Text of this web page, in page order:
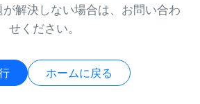
解決しない場合は、お問い合わ
せください。
ホームに戻る